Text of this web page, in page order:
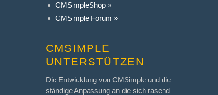
CMSimpleShop »
CMSimple Forum »
CMSIMPLE
UNTERSTÜTZEN
Die Entwicklung von CMSimple und die
ständige Anpassung an die sich rasend